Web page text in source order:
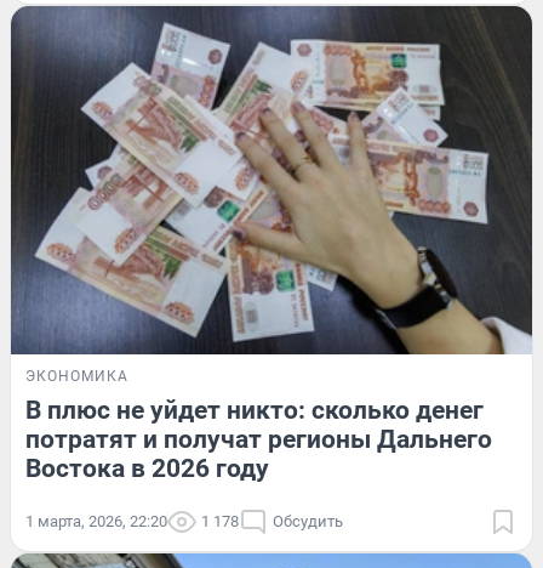
ЭКОНОМИКА
В плюс не уйдет никто: сколько денег
потратят и получат регионы Дальнего
Востока в 2026 году
1 марта, 2026, 22:20 1 178 Обсудить